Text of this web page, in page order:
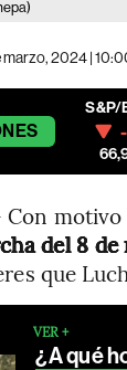
marzo, 2024 |
S&P/
del 8
que
VER +
¿A qué